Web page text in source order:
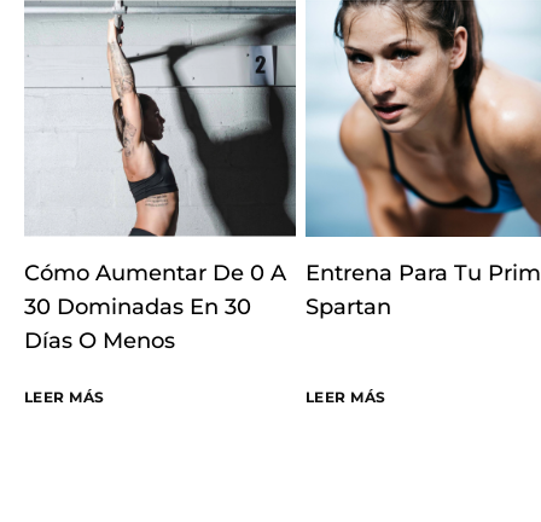
Cómo Aumentar De 0 A
30 Dominadas En 30
Días O Menos
LEER MÁS
Entrena Para Tu
Spartan
LEER MÁS